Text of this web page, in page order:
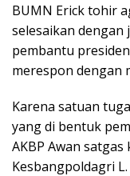
BUMN Erick tohir
selesaikan dengan
pembantu
merespon dengan
Karena satuan
yang di bentuk
AKBP Awan
Kesbangpoldagri